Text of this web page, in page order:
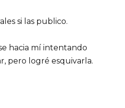
si las publico.
hacia mí intentando
pero logré esquivarla.